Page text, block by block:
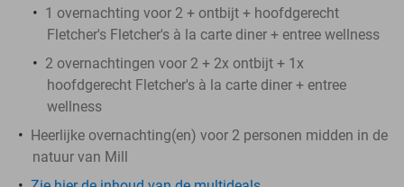
1 overnachting voor 2 + ontbijt + hoofdgerecht
Fletcher's Fletcher's à la carte diner + entree wellness
2 overnachtingen voor 2 + 2x ontbijt + 1x
hoofdgerecht Fletcher's à la carte diner + entree
wellness
Heerlijke overnachting(en) voor 2 personen midden in de
natuur van Mill